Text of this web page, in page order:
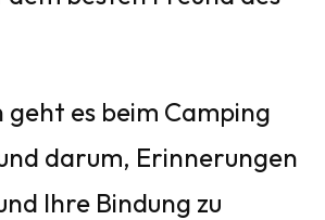
es beim Camping
darum, Erinnerungen
Ihre Bindung zu